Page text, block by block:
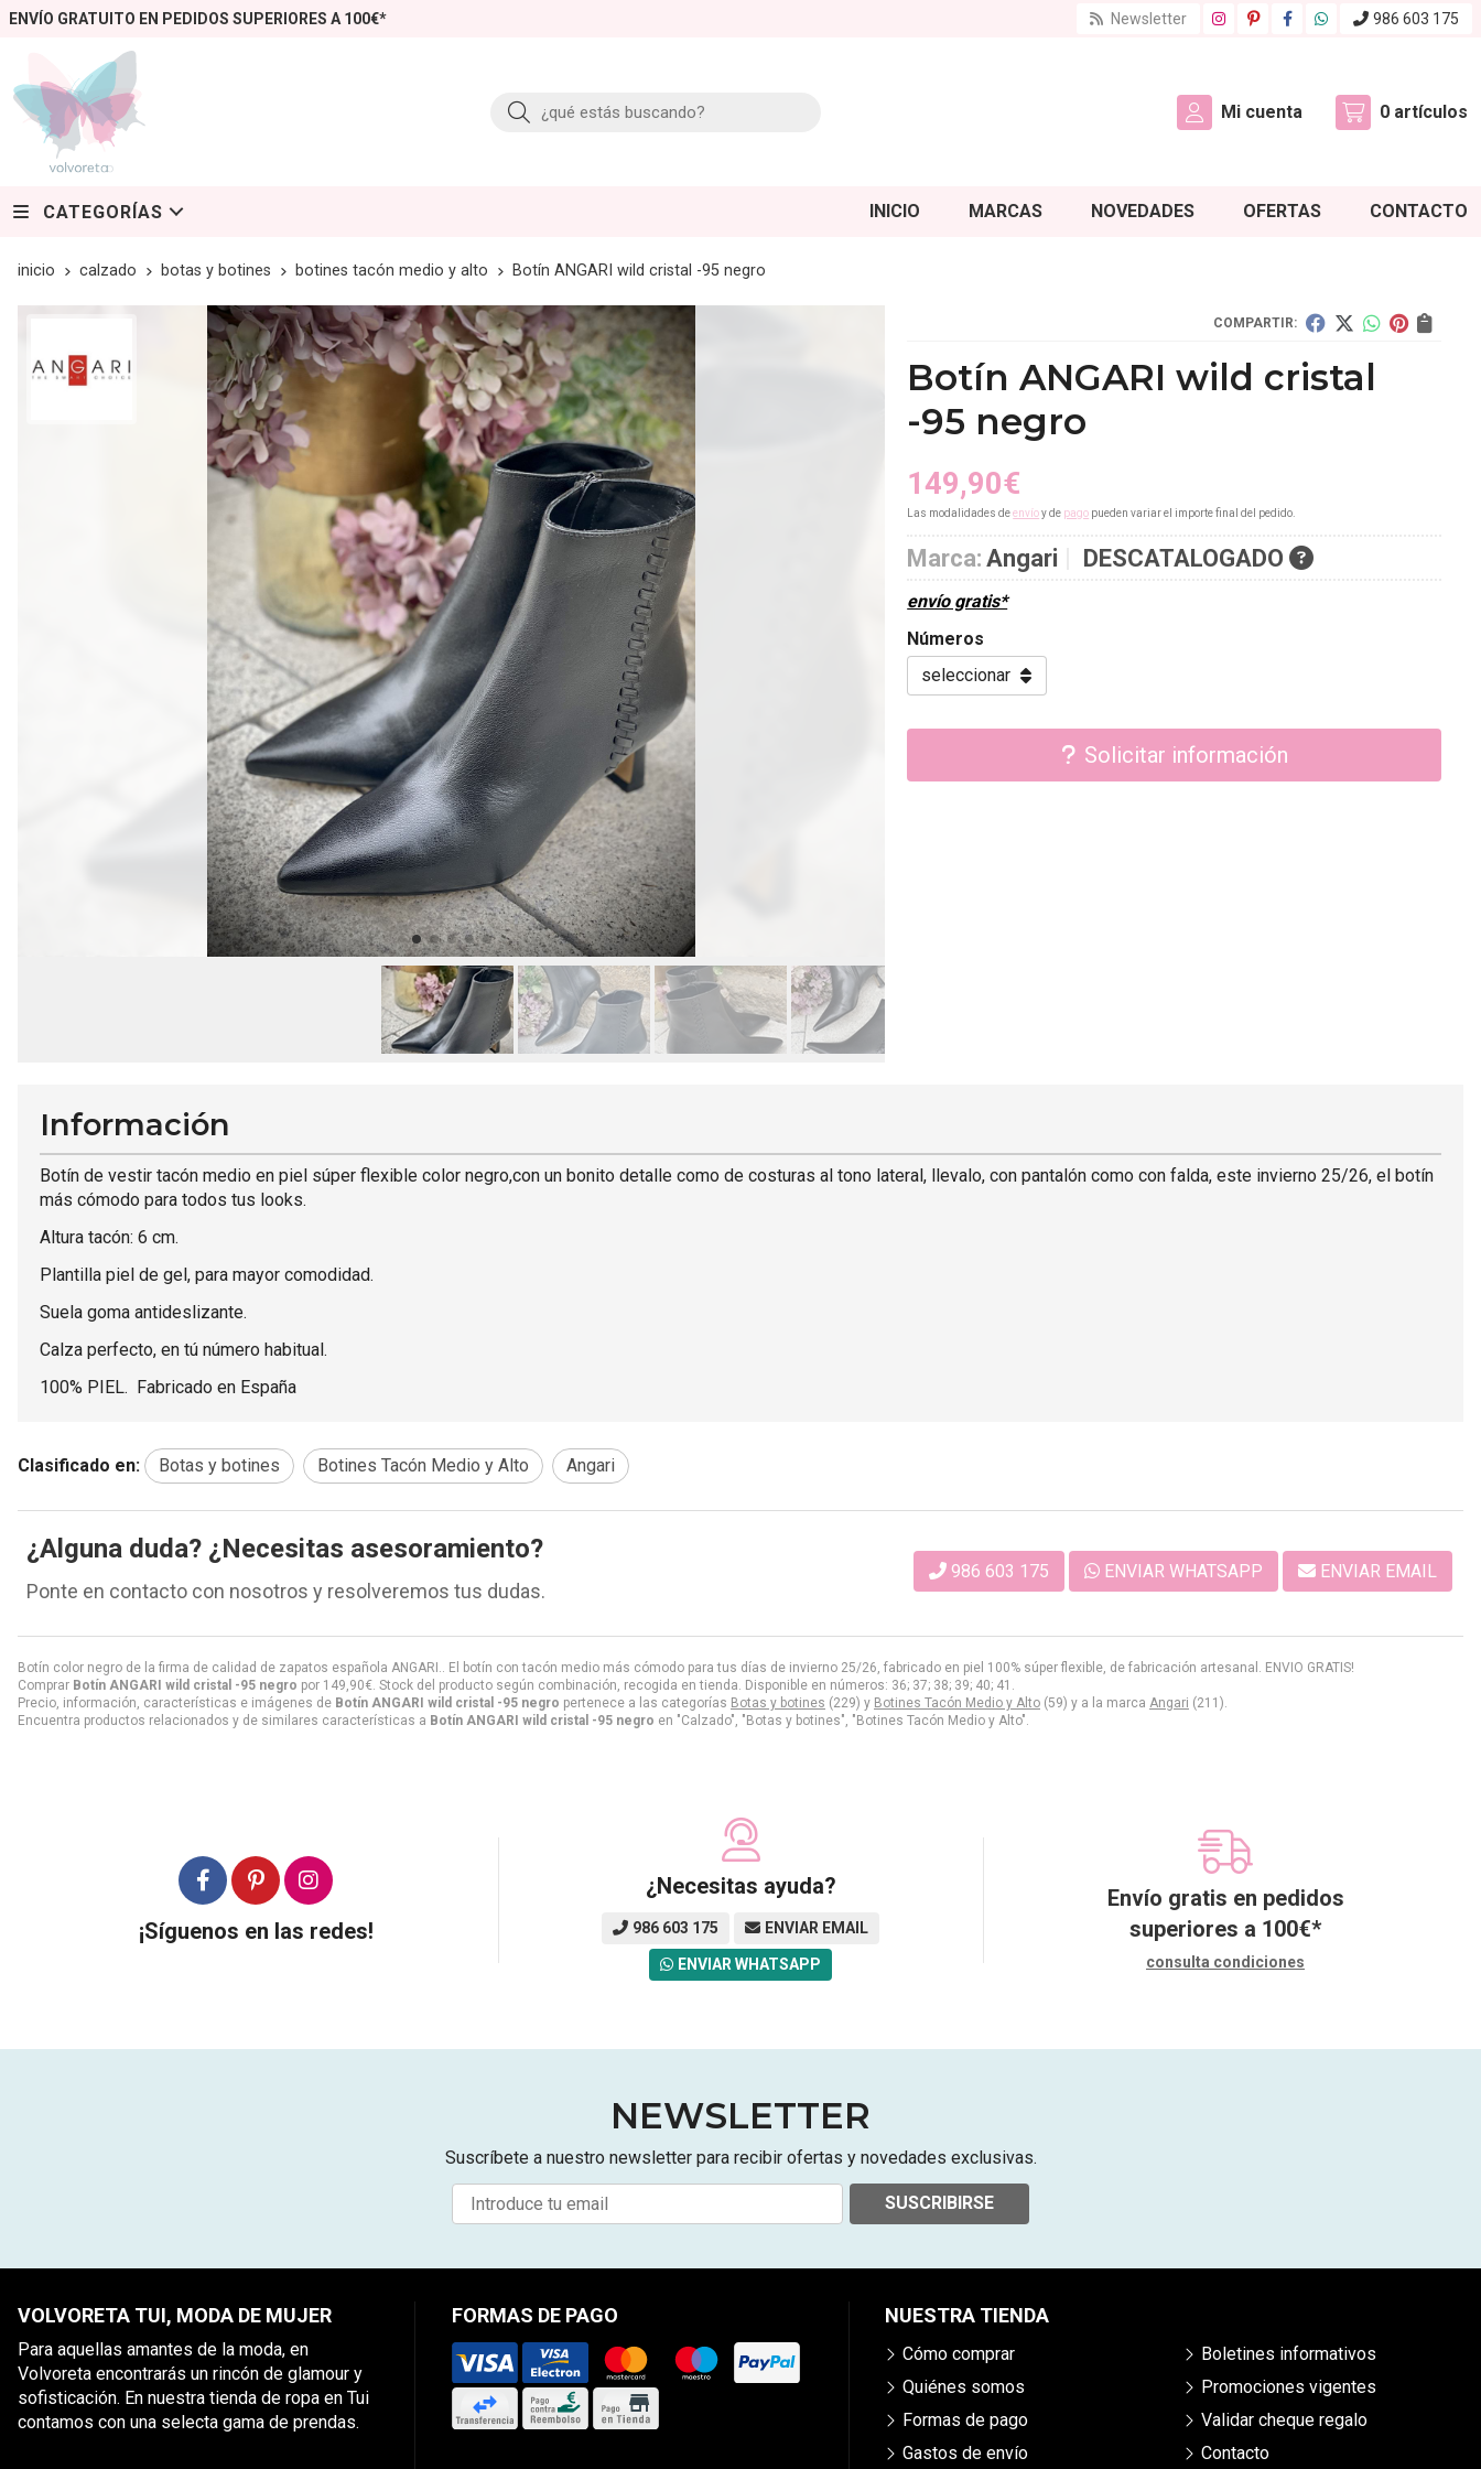
ENVÍO GRATUITO EN PEDIDOS SUPERIORES A 100€* Newsletter 986 603 175
Buscar Mi cuenta 0 artículos
CATEGORÍAS INICIO MARCAS NOVEDADES OFERTAS CONTACTO
inicio calzado botas y botines botines tacón medio y alto Botín ANGARI wild cristal -95 negro
COMPARTIR:
Botín ANGARI wild cristal
-95 negro
149,90€
Las modalidades deenvíoy de pago pueden variar el importe final del pedido.
Marca: Angari DESCATALOGADO
envío gratis*
Números
Solicitar información
Botín color negro de la firma de calidad de zapatos española ANGARI.. El botín con tacón medio más cómodo para tus días de invierno 25/26, fabricado en piel 100% súper flexible, de fabricación artesanal. ENVIO GRATIS!
Comprar Botín ANGARI wild cristal -95 negro por 149,90€. Stock del producto según combinación, recogida en tienda. Disponible en números: 36; 37; 38; 39; 40; 41.
Precio, información, características e imágenes de Botín ANGARI wild cristal -95 negro pertenece a las categorías Botas y botines (229) y Botines Tacón Medio y Alto (59) y a la marca Angari (211).
Encuentra productos relacionados y de similares características a Botín ANGARI wild cristal -95 negro en "Calzado", "Botas y botines", "Botines Tacón Medio y Alto".
Información
Botín de vestir tacón medio en piel súper flexible color negro,con un bonito detalle como de costuras al tono lateral, llevalo, con pantalón como con falda, este invierno 25/26, el botín
más cómodo para todos tus looks.
Altura tacón: 6 cm.
Plantilla piel de gel, para mayor comodidad.
Suela goma antideslizante.
Calza perfecto, en tú número habitual.
100% PIEL. Fabricado en España
Clasificado en: Botas y botines Botines Tacón Medio y Alto Angari
¿Alguna duda? ¿Necesitas asesoramiento?
Ponte en contacto con nosotros y resolveremos tus dudas.
986 603 175 ENVIAR WHATSAPP ENVIAR EMAIL
¡Síguenos en las redes!
¿Necesitas ayuda?
986 603 175 ENVIAR EMAIL
ENVIAR WHATSAPP
Envío gratis en pedidos
superiores a 100€*
consulta condiciones
NEWSLETTER
Suscríbete a nuestro newsletter para recibir ofertas y novedades exclusivas.
SUSCRIBIRSE
VOLVORETA TUI, MODA DE MUJER
Para aquellas amantes de la moda, en
Volvoreta encontrarás un rincón de glamour y
sofisticación. En nuestra tienda de ropa en Tui
contamos con una selecta gama de prendas.
FORMAS DE PAGO NUESTRA TIENDA
Cómo comprar
Quiénes somos
Formas de pago
Gastos de envío
Boletines informativos
Promociones vigentes
Validar cheque regalo
Contacto